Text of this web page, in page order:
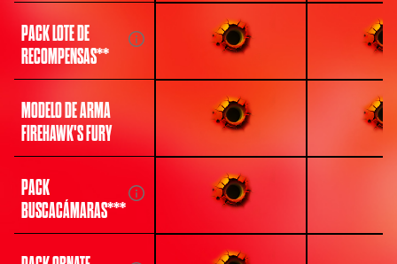
PACK LOTE DE
RECOMPENSAS**
MODELO DE ARMA
FIREHAWK'S FURY
PACK
BUSCACÁMARAS***